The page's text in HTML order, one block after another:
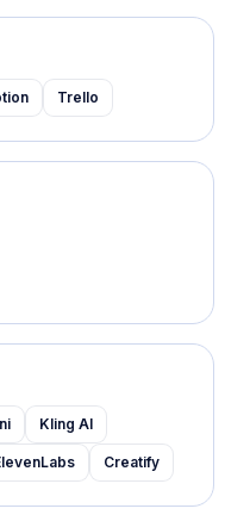
Trello
Kling AI
Creatify